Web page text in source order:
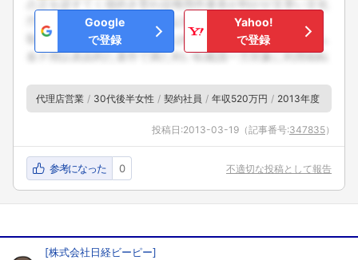
Google
で登録
Yahoo!
で登録
代理店営業 30代後半女性 契約社員 年収520万円 2013年度
投稿日:2013-03-19 （記事番号:347835）
参考になった 0 不適切な投稿として報告
[株式会社日経ビーピー]